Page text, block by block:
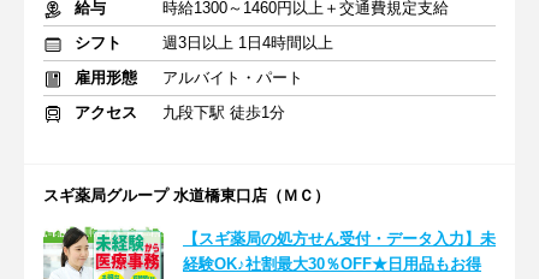
給与
時給1300～1460円以上＋交通費規定支給
シフト
週3日以上 1日4時間以上
雇用形態
アルバイト・パート
アクセス
九段下駅 徒歩1分
スギ薬局グループ 水道橋東口店（ＭＣ）
【スギ薬局の処方せん受付・データ入力】未
経験OK♪社割最大30％OFF★日用品もお得